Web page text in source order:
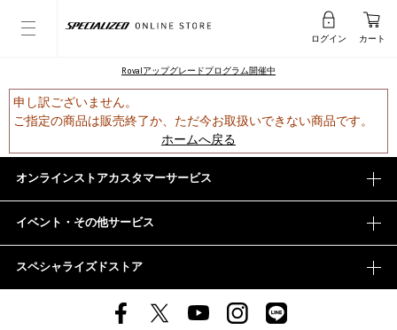
ログイン カート
Rovalアップグレードプログラム開催中
申し訳ございません。
ご指定の商品は販売終了か、ただ今お取扱いできない商品です。
ホームへ戻る
オンラインストアカスタマーサービス
イベント・その他サービス
スペシャライズドストア